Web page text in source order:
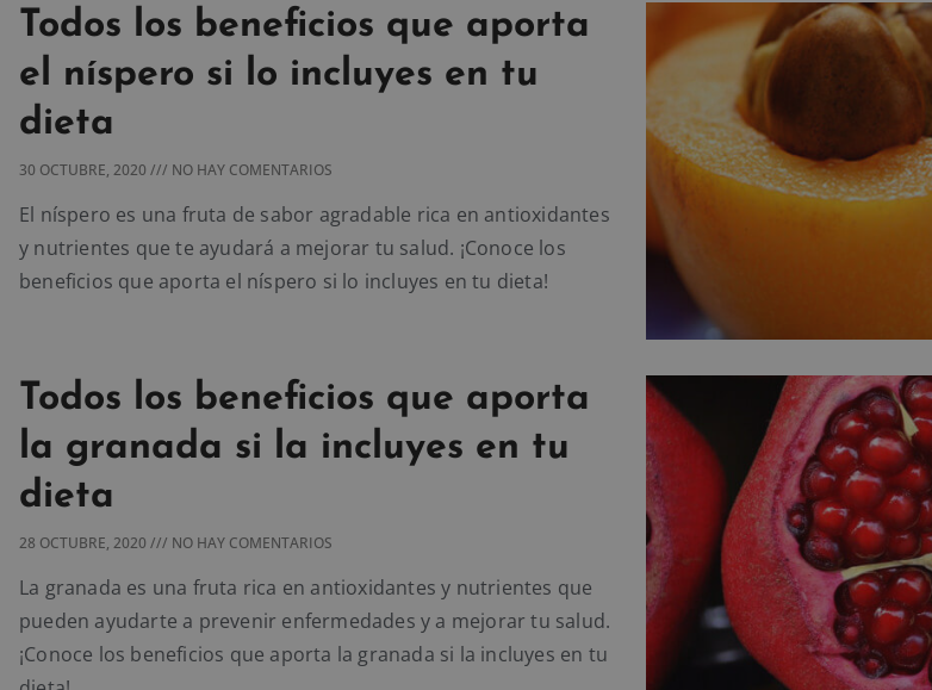
Todos los beneficios que aporta
el níspero si lo incluyes en tu
dieta
30 OCTUBRE, 2020 NO HAY COMENTARIOS
El níspero es una fruta de sabor agradable rica en antioxidantes
y nutrientes que te ayudará a mejorar tu salud. ¡Conoce los
beneficios que aporta el níspero si lo incluyes en tu dieta!
Todos los beneficios que aporta
la granada si la incluyes en tu
dieta
28 OCTUBRE, 2020 NO HAY COMENTARIOS
La granada es una fruta rica en antioxidantes y nutrientes que
pueden ayudarte a prevenir enfermedades y a mejorar tu salud.
¡Conoce los beneficios que aporta la granada si la incluyes en tu